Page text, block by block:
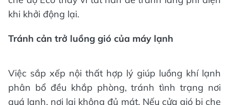
khi khởi động lại.
Tránh cản trở luồng gió của máy lạnh
Việc sắp xếp nội thất hợp lý giúp luồng khí lạnh
phân bổ đều khắp phòng, tránh tình trạng nơi
quá lạnh, nơi lại không đủ mát. Nếu cửa gió bị che